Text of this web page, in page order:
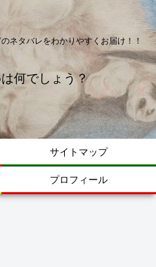
ネタバレをわかりやすくお届け！！
何でしょう？
サイトマップ
プロフィール